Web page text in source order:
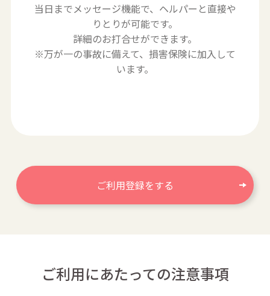
当日までメッセージ機能で、ヘルパーと直接や
りとりが可能です。
詳細のお打合せができます。
※万が一の事故に備えて、損害保険に加入して
います。
ご利用登録をする
ご利用にあたっての注意事項